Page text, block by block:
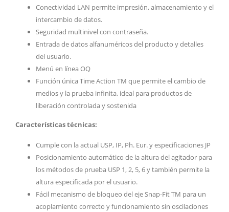
Conectividad LAN permite impresión, almacenamiento y el
intercambio de datos.
Seguridad multinivel con contraseña.
Entrada de datos alfanuméricos del producto y detalles
del usuario.
Menú en línea OQ
Función única Time Action TM que permite el cambio de
medios y la prueba infinita, ideal para productos de
liberación controlada y sostenida
Características técnicas:
Cumple con la actual USP, IP, Ph. Eur. y especificaciones JP
Posicionamiento automático de la altura del agitador para
los métodos de prueba USP 1, 2, 5, 6 y también permite la
altura especificada por el usuario.
Fácil mecanismo de bloqueo del eje Snap-Fit TM para un
acoplamiento correcto y funcionamiento sin oscilaciones